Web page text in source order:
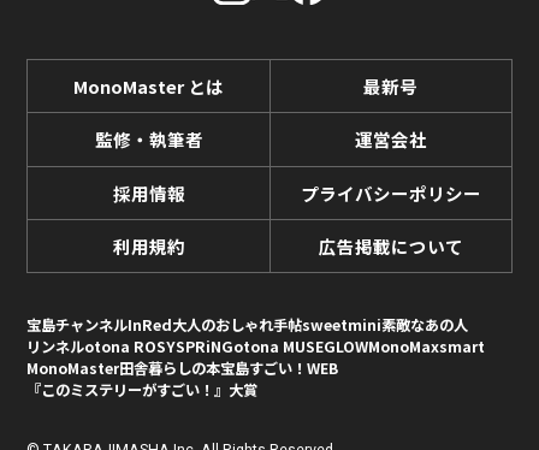
MonoMaster とは 最新号
監修・執筆者 運営会社
採用情報 プライバシーポリシー
利用規約 広告掲載について
宝島チャンネルInRed大人のおしゃれ手帖sweetmini素敵なあの人
リンネルotona ROSYSPRiNGotona MUSEGLOWMonoMaxsmart
MonoMaster田舎暮らしの本宝島すごい！WEB
『このミステリーがすごい！』大賞